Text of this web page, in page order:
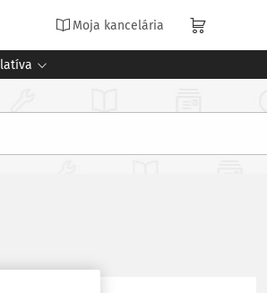
Moja kancelária